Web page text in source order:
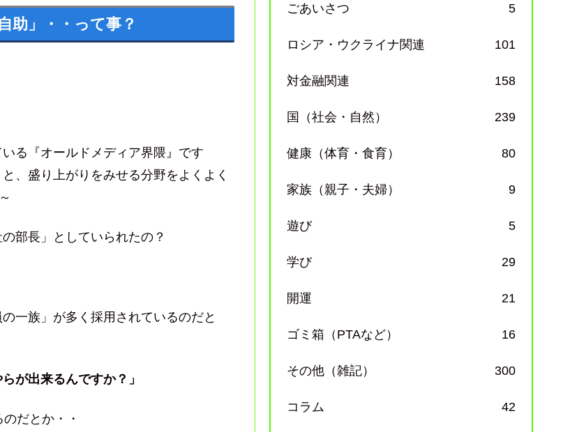
助」・・って事？
る『オールドメディア界隈』です
、盛り上がりをみせる分野をよくよく
部長」としていられたの？
一族」が多く採用されているのだと
が出来るんですか？」
だとか・・
ごあいさつ 5
ロシア・ウクライナ関連 101
対金融関連 158
国（社会・自然） 239
健康（体育・食育） 80
家族（親子・夫婦） 9
遊び 5
学び 29
開運 21
ゴミ箱（PTAなど） 16
その他（雑記） 300
コラム 42